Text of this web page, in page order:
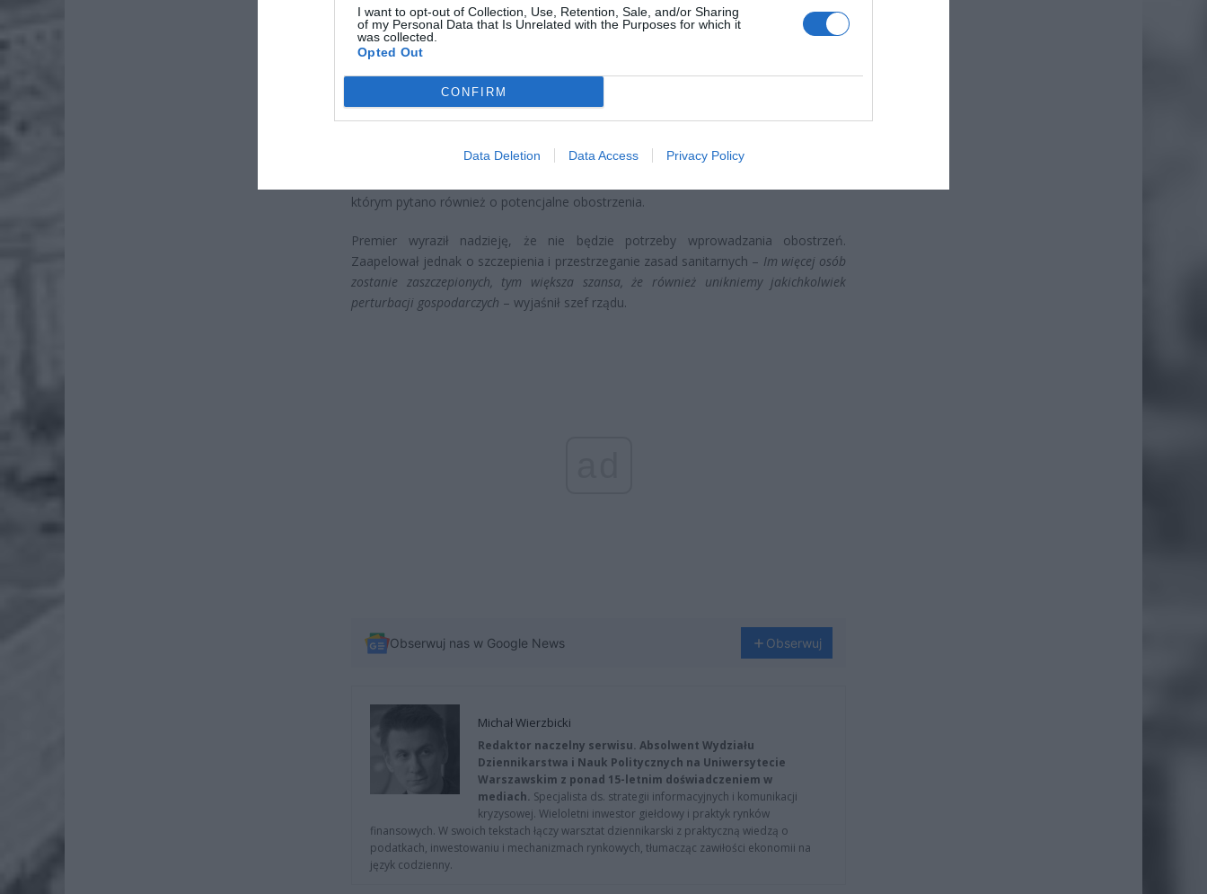
I want to opt-out of Collection, Use, Retention, Sale, and/or Sharing
of my Personal Data that Is Unrelated with the Purposes for which it
was collected.
Opted Out
CONFIRM
Data Deletion Data Access Privacy Policy
Lidl przecenił hit do kuchni. Air fryer tańszy aż o 150 zł, a to dopiero
początek
4 sierpnia 2026 16:06
Pieniądze dla milionów polskich rodzin. ZUS wypłacił już 173 mln zł.
Wnioski wciąż można składać
którym pytano również o potencjalne obostrzenia.
Premier wyraził nadzieję, że nie będzie potrzeby wprowadzania obostrzeń.
Zaapelował jednak o szczepienia i przestrzeganie zasad sanitarnych – Im więcej osób
zostanie zaszczepionych, tym większa szansa, że również unikniemy jakichkolwiek
perturbacji gospodarczych – wyjaśnił szef rządu.
Obserwuj nas w Google News Obserwuj
Michał Wierzbicki
Redaktor naczelny serwisu. Absolwent Wydziału
Dziennikarstwa i Nauk Politycznych na Uniwersytecie
Warszawskim z ponad 15-letnim doświadczeniem w
mediach. Specjalista ds. strategii informacyjnych i komunikacji
kryzysowej. Wieloletni inwestor giełdowy i praktyk rynków
finansowych. W swoich tekstach łączy warsztat dziennikarski z praktyczną wiedzą o
podatkach, inwestowaniu i mechanizmach rynkowych, tłumacząc zawiłości ekonomii na
język codzienny.